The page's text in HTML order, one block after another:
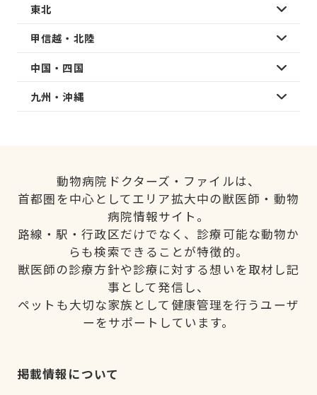
東北
甲信越・北陸
中国・四国
九州・沖縄
動物病院ドクターズ・ファイルは、
首都圏を中心としてエリア拡大中の獣医師・動物
病院情報サイト。
路線・駅・行政区だけでなく、診療可能な動物か
らも検索できることが特徴的。
獣医師の診療方針や診療に対する想いを取材し記
事として発信し、
ペットも大切な家族として健康管理を行うユーザ
ーをサポートしています。
掲載情報について